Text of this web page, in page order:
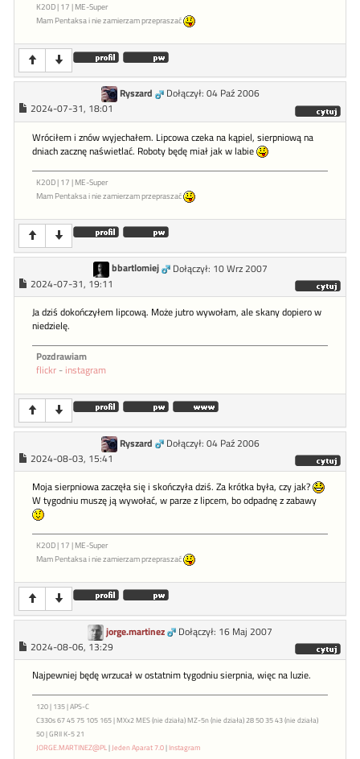
K20D | 17 | ME-Super
Mam Pentaksa i nie zamierzam przepraszać
Ryszard
Dołączył: 04 Paź 2006
2024-07-31, 18:01
Wróciłem i znów wyjechałem. Lipcowa czeka na kąpiel, sierpniową na
dniach zacznę naświetlać. Roboty będę miał jak w labie
K20D | 17 | ME-Super
Mam Pentaksa i nie zamierzam przepraszać
bbartlomiej
Dołączył: 10 Wrz 2007
2024-07-31, 19:11
Ja dziś dokończyłem lipcową. Może jutro wywołam, ale skany dopiero w
niedzielę.
Pozdrawiam
flickr - instagram
Ryszard
Dołączył: 04 Paź 2006
2024-08-03, 15:41
Moja sierpniowa zaczęła się i skończyła dziś. Za krótka była, czy jak?
W tygodniu muszę ją wywołać, w parze z lipcem, bo odpadnę z zabawy
K20D | 17 | ME-Super
Mam Pentaksa i nie zamierzam przepraszać
jorge.martinez
Dołączył: 16 Maj 2007
2024-08-06, 13:29
Najpewniej będę wrzucał w ostatnim tygodniu sierpnia, więc na luzie.
120 | 135 | APS-C
C330s 67 45 75 105 165 | MXx2 MES (nie działa) MZ-5n (nie działa) 28 50 35 43 (nie działa)
50 | GRII K-5 21
JORGE.MARTINEZ@PL | Jeden Aparat 7.0|Instagram